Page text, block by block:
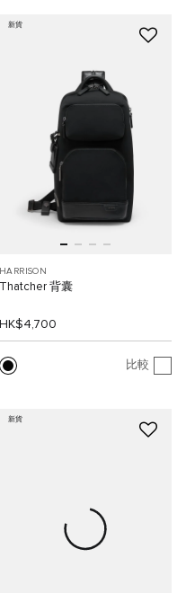
新貨
HARRISON
Thatcher 背囊
HK$4,700
比較
新貨